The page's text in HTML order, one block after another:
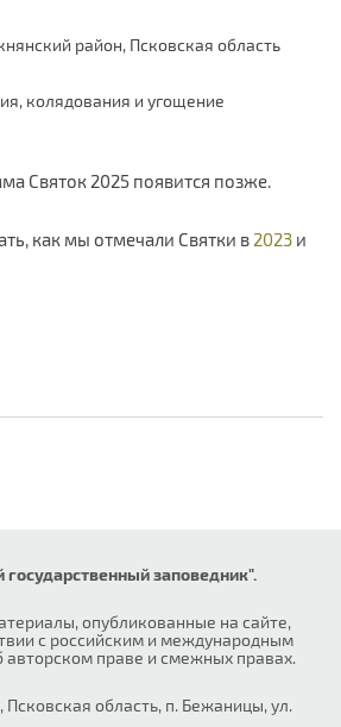
район, Псковская область
колядования и угощение
Святок 2025 появится позже.
как мы отмечали Святки в 2023 и
заповедник".
опубликованные на сайте,
с российским и международным
авторском праве и смежных правах.
Псковская область, п. Бежаницы, ул.